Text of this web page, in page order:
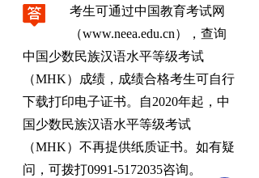
考生可通过中国教育考试网
（www.neea.edu.cn）
， 查询
中国少数民族汉语水平等级考试
（MHK）成绩，成绩合格考生可自行
下载打印电子证书。
自2020年起，中
国少数民族汉语水平等级考试
（MHK）不再提供纸质证书。 如有疑
问，可拨打0991-5172035咨询。